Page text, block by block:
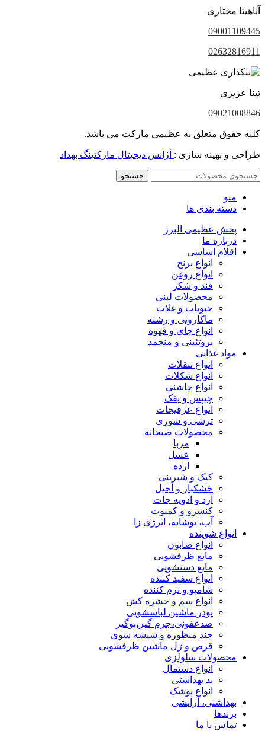
آناهیتا مختاری
09001109445
02632816911
تینا عزیزی
09021008846
کلیه حقوق متعلق به عظیمی مارکت می باشد.
طراحی و بهینه سازی : آژانس دیجیتال مارکتینگ بهداد
جستجو
منو
دسته بندی ها
پخش عظیمی البرز
درباره ما
اقلام اساسی
انواع برنج
انواع روغن
قند و شکر
محصولات لبنی
حبوبات و غلات
ماکارونی و رشته
انواع چای و قهوه
پروتئینی و منجمد
مواد غذایی
انواع تنقلات
انواع شکلات
انواع چاشنی
چیپس و پفک
انواع عرقیجات
ترشی و شوری
محصولات صبحانه
مربا
عسل
ارده
کیک و شیرینی
خشکبار و آجیل
آرد و ادویه جات
کنسرو و کمپوت
آب، نوشابه، انرژی زا
انواع شوینده
انواع صابون
مایع ظرفشویی
مایع دستشویی
انواع سفید کننده
شامپو و نرم کننده
انواع سم و حشره کش
پودر ماشین لباسشویی
ضدعفونی،جرم گیر،بوگیر
چند منظوره و شیشه شوی
قرص و ژل ماشین ظرفشویی
محصولات سلولزی
انواع دستمال
پد بهداشتی
انواع پوشک
بهداشتی، آرایشی
برندها
تماس با ما